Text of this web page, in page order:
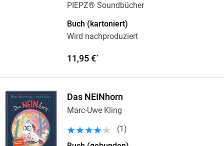
PIEPZ® Soundbücher
Buch (kartoniert)
Wird nachproduziert
11,95 €*
Das NEINhorn
Marc-Uwe Kling
(1 )